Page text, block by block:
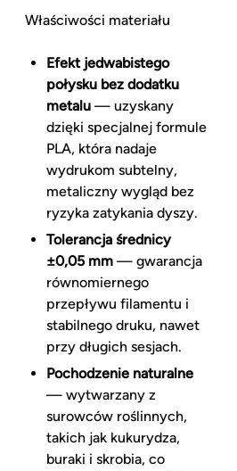
Właściwości materiału
Efekt jedwabistego
połysku bez dodatku
metalu— uzyskany
dzięki specjalnej formule
PLA, która nadaje
wydrukom subtelny,
metaliczny wygląd bez
ryzyka zatykania dyszy.
Tolerancja średnicy
±0,05 mm— gwarancja
równomiernego
przepływu filamentu i
stabilnego druku, nawet
przy długich sesjach.
Pochodzenie naturalne
— wytwarzany z
surowców roślinnych,
takich jak kukurydza,
buraki i skrobia, co